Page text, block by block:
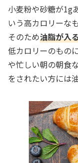
小麦粉や砂糖が1g
いう高カロリーな
そのため油脂が入
低カロリーのもの
や忙しい朝の朝食
をされたい方には